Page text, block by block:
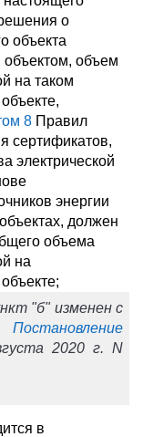
о
объекта
объем
на таком
8 Правил
сертификатов,
электрической
энергии
должен
объема
на
"б" изменен с
-Постановление
2020 г. N
в